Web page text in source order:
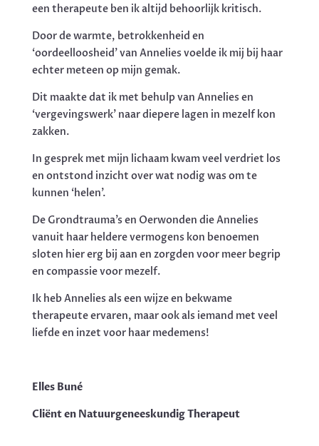
een therapeute ben ik altijd behoorlijk kritisch.
Door de warmte, betrokkenheid en
‘oordeelloosheid’ van Annelies voelde ik mij bij haar
echter meteen op mijn gemak.
Dit maakte dat ik met behulp van Annelies en
‘vergevingswerk’ naar diepere lagen in mezelf kon
zakken.
In gesprek met mijn lichaam kwam veel verdriet los
en ontstond inzicht over wat nodig was om te
kunnen ‘helen’.
De Grondtrauma’s en Oerwonden die Annelies
vanuit haar heldere vermogens kon benoemen
sloten hier erg bij aan en zorgden voor meer begrip
en compassie voor mezelf.
Ik heb Annelies als een wijze en bekwame
therapeute ervaren, maar ook als iemand met veel
liefde en inzet voor haar medemens!
Elles Buné
Cliënt en Natuurgeneeskundig Therapeut